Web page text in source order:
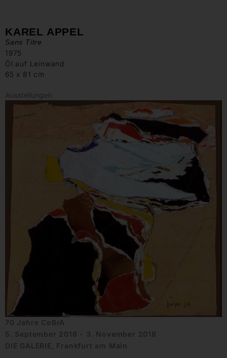
KAREL APPEL
Sans Titre
1975
Öl auf Leinwand
65 x 81 cm
Ausstellungen
70 Jahre CoBrA
5. September 2018 - 3. November 2018
DIE GALERIE, Frankfurt am Main